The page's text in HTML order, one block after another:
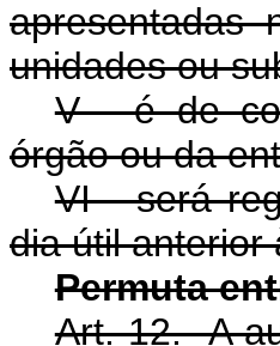
apresentadas
unidades ou
V - é de
órgão ou da
VI - será
dia útil anterior
Permuta
Art. 12. A